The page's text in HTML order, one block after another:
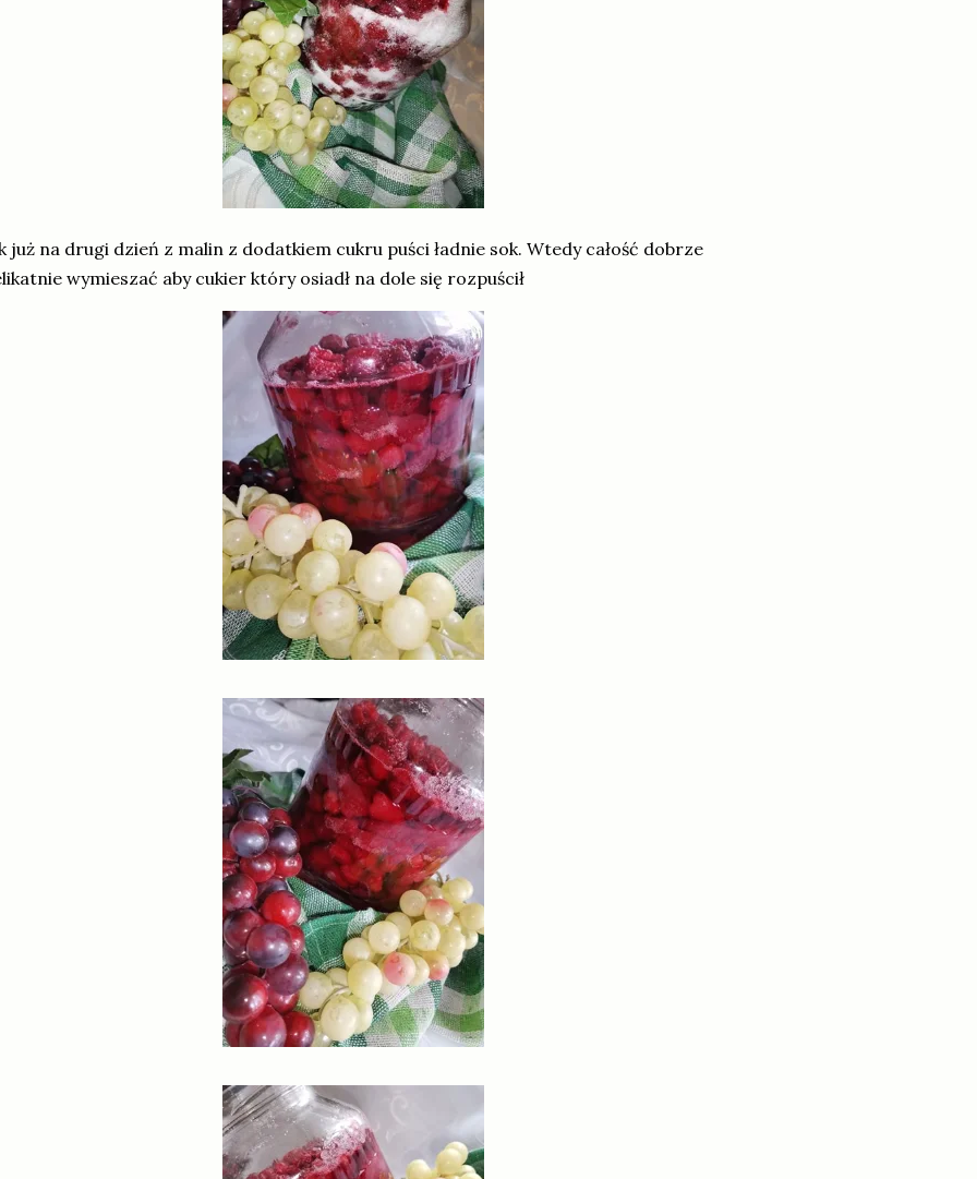
już na drugi dzień z malin z dodatkiem cukru puści ładnie sok. Wtedy całość dobrze
wymieszać aby cukier który osiadł na dole się rozpuścił